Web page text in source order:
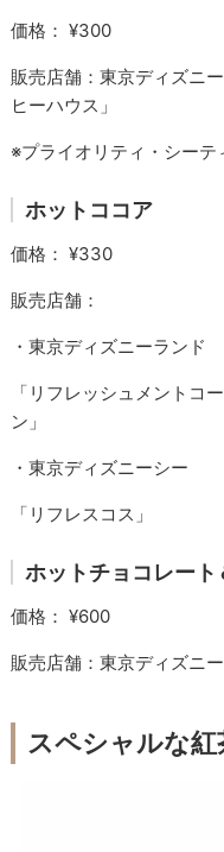
価格： ¥300
販売店舗：東京ディズニ
ヒーハウス」
※プライオリティ・シーテ
ホットココア
価格： ¥330
販売店舗：
・東京ディズニーランド
「リフレッシュメントコ
ン」
・東京ディズニーシー
「リフレスコス」
ホットチョコレート
価格： ¥600
販売店舗：東京ディズニ
スペシャルな紅